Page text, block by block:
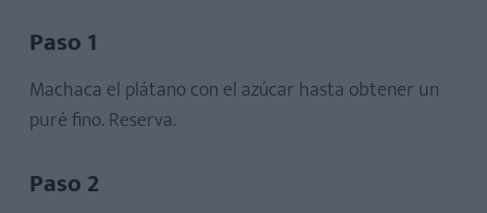
Paso 1
Machaca el plátano con el azúcar hasta obtener un
puré fino. Reserva.
Paso 2